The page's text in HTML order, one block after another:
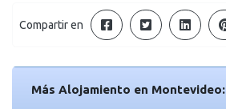
Compartir en
Más Alojamiento en Montevideo: